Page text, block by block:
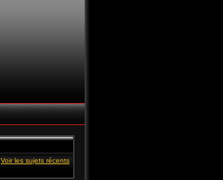
Voir les sujets récents